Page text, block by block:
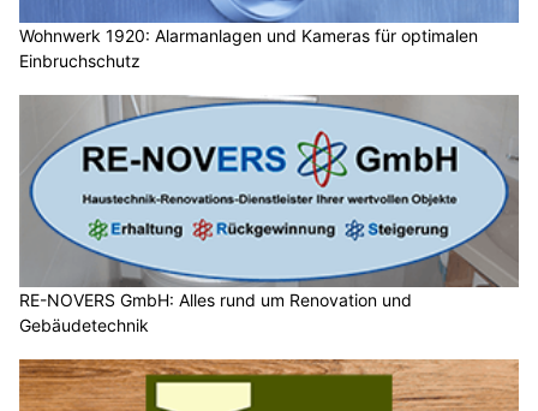
Wohnwerk 1920: Alarmanlagen und Kameras für optimalen
Einbruchschutz
RE-NOVERS GmbH: Alles rund um Renovation und
Gebäudetechnik